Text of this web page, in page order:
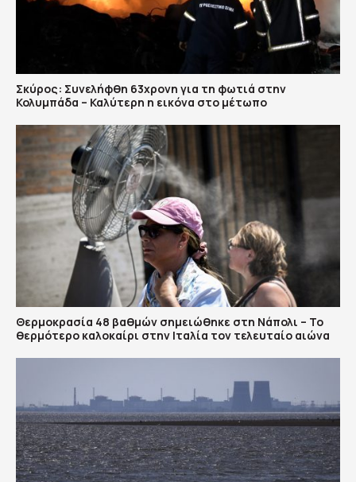
Σκύρος: Συνελήφθη 63χρονη για τη φωτιά στην
Κολυμπάδα – Καλύτερη η εικόνα στο μέτωπο
Θερμοκρασία 48 βαθμών σημειώθηκε στη Νάπολι – Το
θερμότερο καλοκαίρι στην Ιταλία τον τελευταίο αιώνα